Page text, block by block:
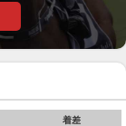
着差